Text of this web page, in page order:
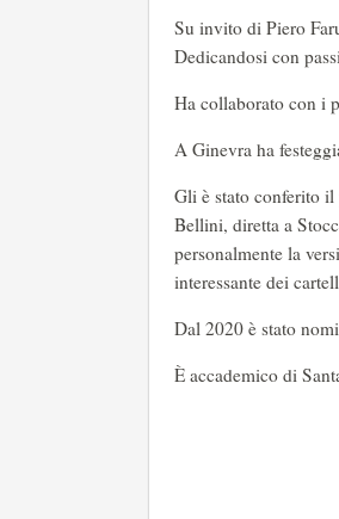
Su invito di Piero
Dedicandosi con
Ha collaborato con i
A Ginevra ha
Gli è stato conferito
Bellini, diretta a
personalmente la
interessante dei
Dal 2020 è stato
È accademico di